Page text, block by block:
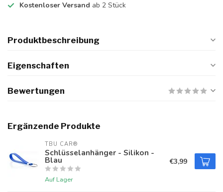
Kostenloser Versand ab 2 Stück
Produktbeschreibung
Eigenschaften
Bewertungen
Ergänzende Produkte
TBU CAR®
Schlüsselanhänger - Silikon -
Blau
Auf Lager
€3,99